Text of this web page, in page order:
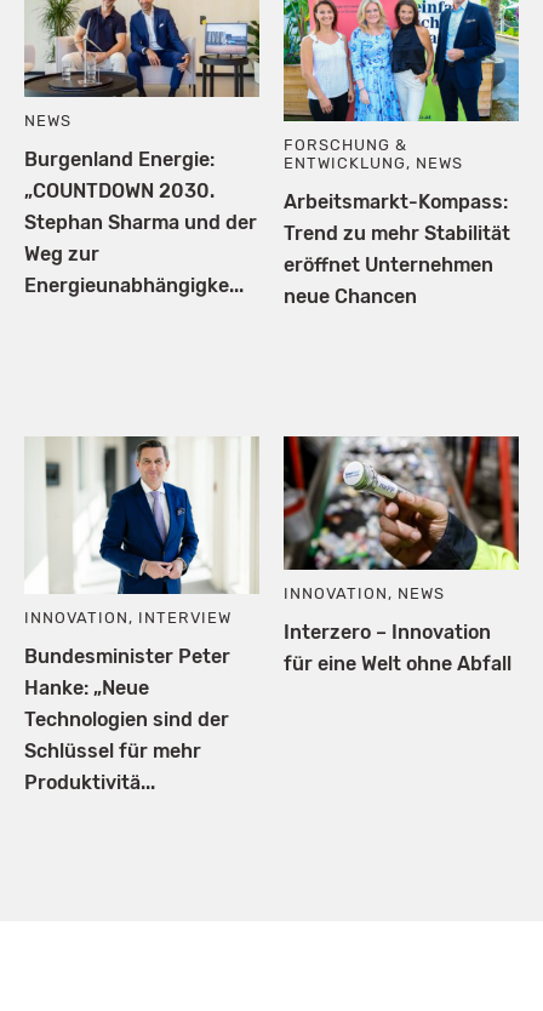
NEWS
Burgenland Energie:
„COUNTDOWN 2030.
Stephan Sharma und der
Weg zur
Energieunabhängigke...
FORSCHUNG &
ENTWICKLUNG, NEWS
Arbeitsmarkt-Kompass:
Trend zu mehr Stabilität
eröffnet Unternehmen
neue Chancen
INNOVATION , INTERVIEW
Bundesminister Peter
Hanke: „Neue
Technologien sind der
Schlüssel für mehr
Produktivitä...
INNOVATION , NEWS
Interzero – Innovation
für eine Welt ohne Abfall